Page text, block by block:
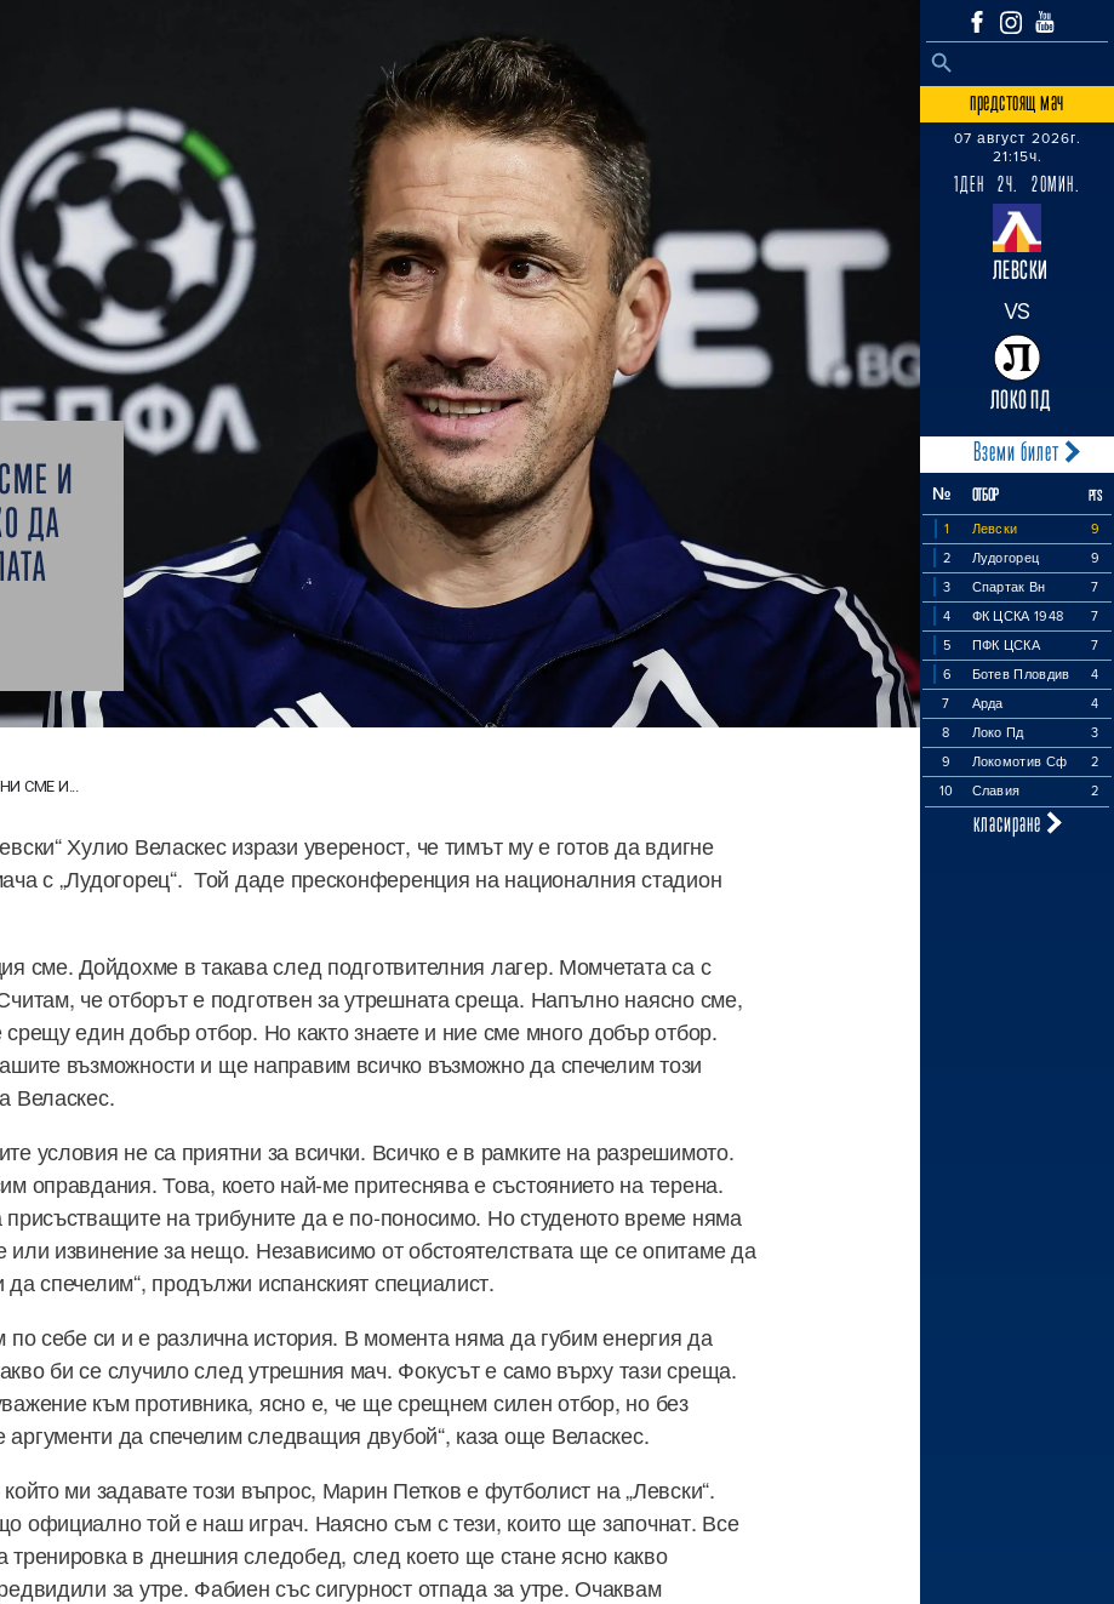
Search
SEARCH BUTTON
предстоящ мач
07 август 2026г.
21:15ч.
1ДЕН 2Ч. 20МИН.
ЛЕВСКИ
VS
ЛОКО ПД
Вземи билет
№ ОТБОР PTS
1 Левски
9
2
Лудогорец
9
3
Спартак Вн
7
4
ФК ЦСКА 1948
7
5
ПФК ЦСКА
7
6
Ботев Пловдив
4
7
Арда
4
8
Локо Пд
3
9
Локомотив Сф
2
10
Славия 2
класиране
И
ДА
СМЕ И...
Хулио Веласкес изрази увереност, че тимът му е готов да вдигне
с „Лудогорец“. Той даде пресконференция на националния стадион
сме. Дойдохме в такава след подготвителния лагер. Момчетата са с
че отборът е подготвен за утрешната среща. Напълно наясно сме,
един добър отбор. Но както знаете и ние сме много добър отбор.
възможности и ще направим всичко възможно да спечелим този
Веласкес.
условия не са приятни за всички. Всичко е в рамките на разрешимото.
оправдания. Това, което най-ме притеснява е състоянието на терена.
на трибуните да е по-поносимо. Но студеното време няма
или извинение за нещо. Независимо от обстоятелствата ще се опитаме да
спечелим“, продължи испанският специалист.
по себе си и е различна история. В момента няма да губим енергия да
би се случило след утрешния мач. Фокусът е само върху тази среща.
към противника, ясно е, че ще срещнем силен отбор, но без
да спечелим следващия двубой“, каза още Веласкес.
ми задавате този въпрос, Марин Петков е футболист на „Левски“.
официално той е наш играч. Наясно съм с тези, които ще започнат. Все
тренировка в днешния следобед, след което ще стане ясно какво
за утре. Фабиен със сигурност отпада за утре. Очаквам